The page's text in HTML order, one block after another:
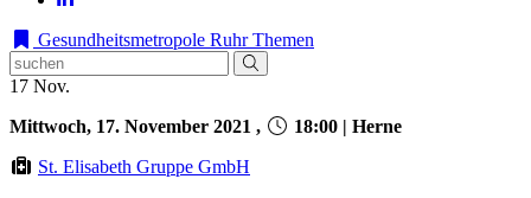
Gesundheitsmetropole Ruhr Themen
17 Nov.
Mittwoch, 17. November 2021 ,
18:00 | Herne
St. Elisabeth Gruppe GmbH